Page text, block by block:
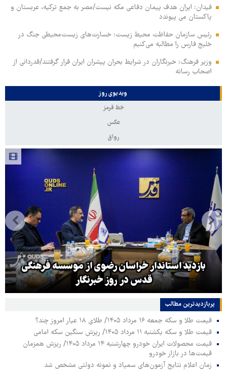
فیدان: ایران هدف پیمان دفاعی مکه نیست/مصر به جمع ترکیه، عربستان و
پاکستان می پیوندد
رئیس سازمان حفاظت محیط زیست: خسارت‌های زیست‌محیطی جنگ در
خلیج فارس را مطالبه‌ می‌کنیم
وزیر فرهنگ: خبرنگاران در شرایط بحران پیشران ایران قرار گرفتند/قدردانی از
اصحاب رسانه
ویدیوی روز
خط قرمز
عکس
رواق
بازدید استاندار خراسان رضوی از موسسه فرهنگی
قدس در روز خبرنگار
پربازدیدترین‌ مطالب
قیمت طلا و سکه جمعه ۱۶ مرداد ۱۴۰۵/ طلای ۱۸ عیار امروز چند؟
قیمت طلا و سکه یکشنبه ۱۱ مرداد ۱۴۰۵/ ریزش سنگین سکه امامی
قیمت محصولات ایران خودرو چهارشنبه ۱۴ مرداد ۱۴۰۵/ ریزش همزمان
قیمت‌ها در بازار خودرو
زمان اعلام نتایج آزمون‌های سمپاد و نمونه دولتی مشخص شد